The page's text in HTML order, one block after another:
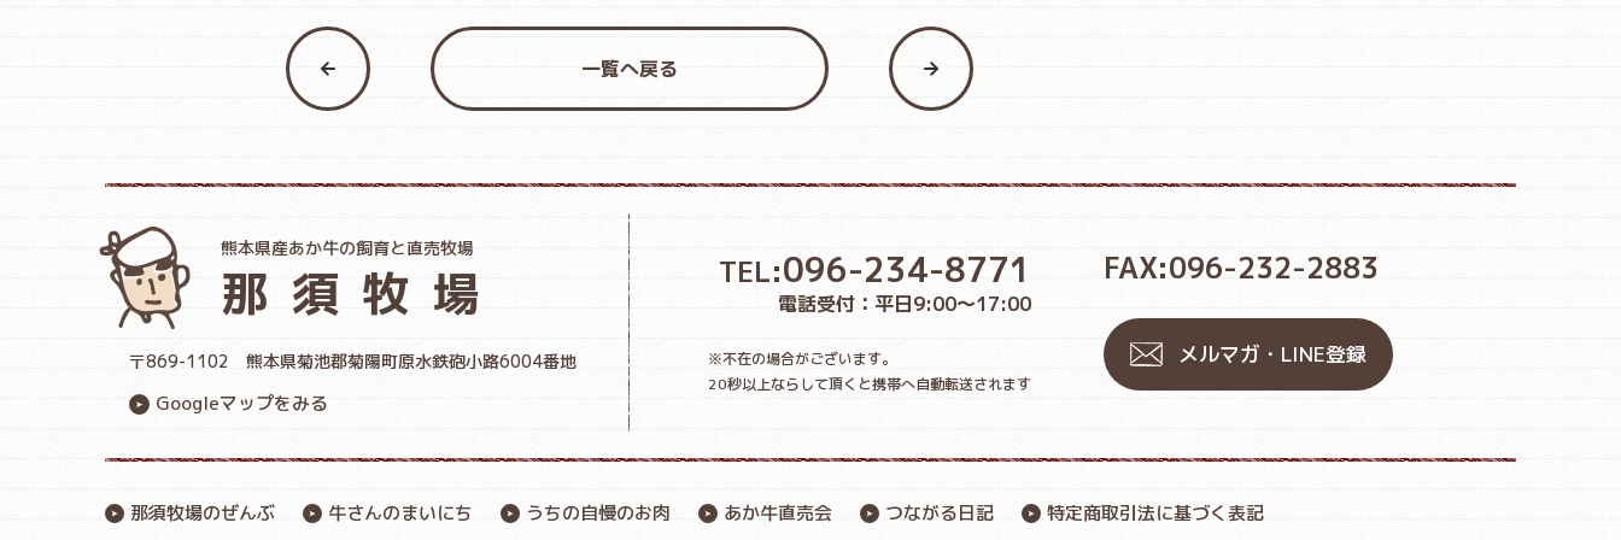
一覧へ戻る
熊本県産あか牛の飼育と直売牧場
那須牧場
〒869-1102 熊本県菊池郡菊陽町原水鉄砲小路6004番地
Googleマップをみる
TEL:096-234-8771
電話受付：平日9:00〜17:00
※不在の場合がございます。
20秒以上ならして頂くと携帯へ自動転送されます
FAX:096-232-2883
メルマガ・LINE登録
那須牧場のぜんぶ 牛さんのまいにち うちの自慢のお肉 あか牛直売会 つながる日記 特定商取引法に基づく表記